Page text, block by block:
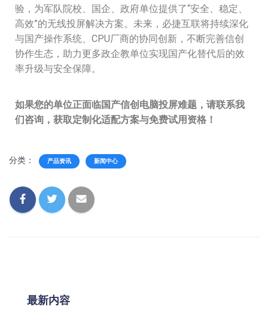
验，为军队院校、国企、政府单位提供了“安全、稳定、
高效”的无线投屏解决方案。未来，必捷互联将持续深化
与国产操作系统、CPU厂商的协同创新，不断完善信创
协作生态，助力更多政企教单位实现国产化替代后的效
率升级与安全保障。
如果您的单位正面临国产信创电脑投屏难题，请联系我
们咨询，获取定制化适配方案与免费试用资格！
分类： 产品资讯 新闻中心
最新内容